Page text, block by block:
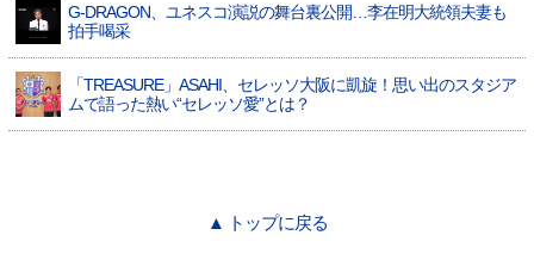
G-DRAGON、ユネスコ演説の舞台裏公開…李在明大統領夫妻も
拍手喝采
「TREASURE」ASAHI、セレッソ大阪に凱旋！思い出のスタジア
ムで語った熱い“セレッソ愛”とは？
▲ トップに戻る